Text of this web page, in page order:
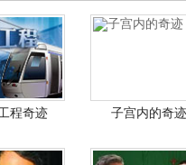
程奇迹 子宫内的奇迹